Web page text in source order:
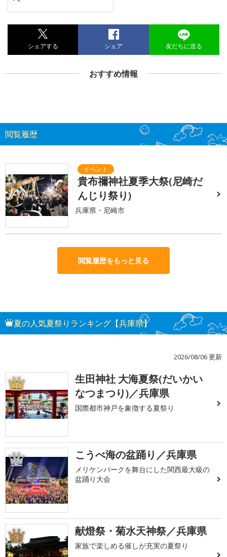
シェアする シェア 友だちに送る
おすすめ情報
閲覧履歴
貴布禰神社夏季大祭(尼崎だ
んじり祭り)
兵庫県・尼崎市
閲覧履歴をもっと見る
夏の人気夏祭りランキング【兵庫県】
2026/08/06 更新
1
生田神社 大海夏祭(だいかい
なつまつり)／兵庫県
国際都市神戸を象徴する夏祭り
2 こうべ海の盆踊り／兵庫県
メリケンパークを舞台にした関西最大級の
盆踊り大会
3 献燈祭・菊水天神祭／兵庫県
家族で楽しめる催しが充実の夏祭り